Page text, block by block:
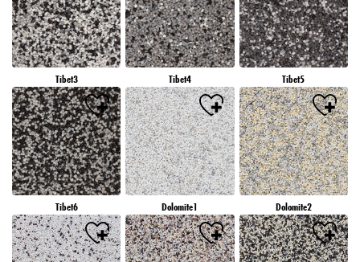
Tibet3 Tibet4 Tibet5
Tibet6 Dolomite1 Dolomite2